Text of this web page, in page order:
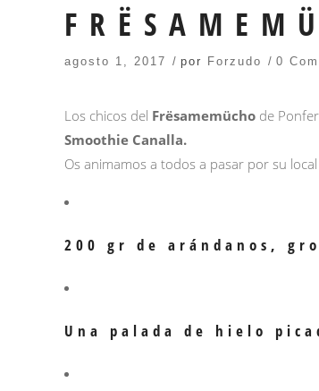
agosto 1, 2017 por Forzudo 0
Los chicos del Frësamemücho de
Smoothie Canalla.
Os animamos a todos a pasar por su
200 gr de arándanos,
Una palada de hielo